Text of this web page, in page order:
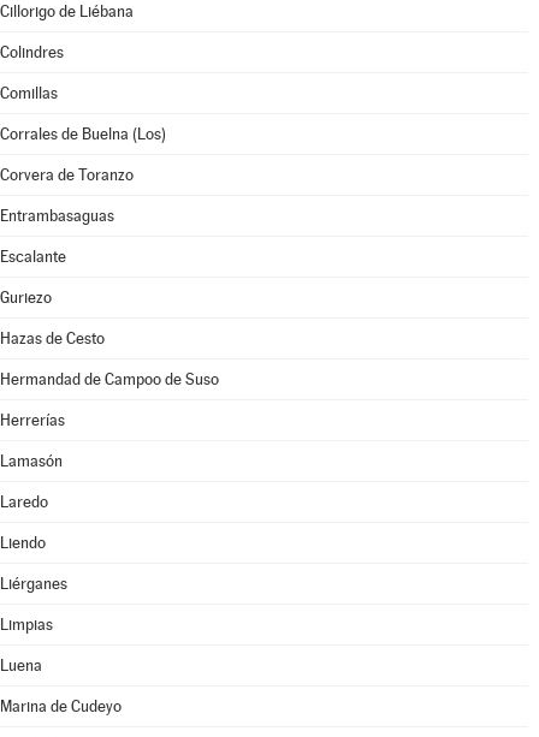
Cillorigo de Liébana
Colindres
Comillas
Corrales de Buelna (Los)
Corvera de Toranzo
Entrambasaguas
Escalante
Guriezo
Hazas de Cesto
Hermandad de Campoo de Suso
Herrerías
Lamasón
Laredo
Liendo
Liérganes
Limpias
Luena
Marina de Cudeyo